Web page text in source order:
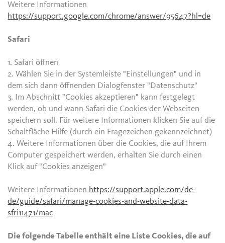
Weitere Informationen
https://support.google.com/chrome/answer/95647?hl=de
Safari
1. Safari öffnen
2. Wählen Sie in der Systemleiste "Einstellungen" und in
dem sich dann öffnenden Dialogfenster "Datenschutz"
3. Im Abschnitt "Cookies akzeptieren" kann festgelegt
werden, ob und wann Safari die Cookies der Webseiten
speichern soll. Für weitere Informationen klicken Sie auf die
Schaltfläche Hilfe (durch ein Fragezeichen gekennzeichnet)
4. Weitere Informationen über die Cookies, die auf Ihrem
Computer gespeichert werden, erhalten Sie durch einen
Klick auf "Cookies anzeigen"
Weitere Informationen https://support.apple.com/de-
de/guide/safari/manage-cookies-and-website-data-
sfri11471/mac
Die folgende Tabelle enthält eine Liste Cookies, die auf